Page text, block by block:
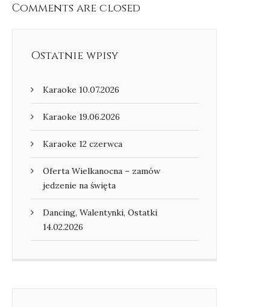
Comments are closed
Ostatnie wpisy
Karaoke 10.07.2026
Karaoke 19.06.2026
Karaoke 12 czerwca
Oferta Wielkanocna – zamów
jedzenie na święta
Dancing, Walentynki, Ostatki
14.02.2026